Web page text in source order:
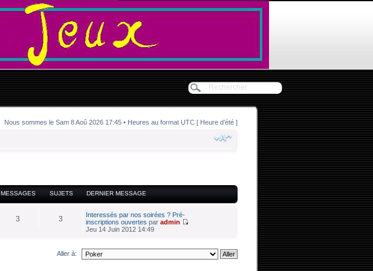
Nous sommes le Sam 8 Aoû 2026 17:45 • Heures au format UTC [ Heure d’été ]
MESSAGES SUJETS DERNIER MESSAGE
3 3
Interessés par nos soirées ? Pré-
inscriptions ouvertes par admin
Jeu 14 Juin 2012 14:49
Aller à: